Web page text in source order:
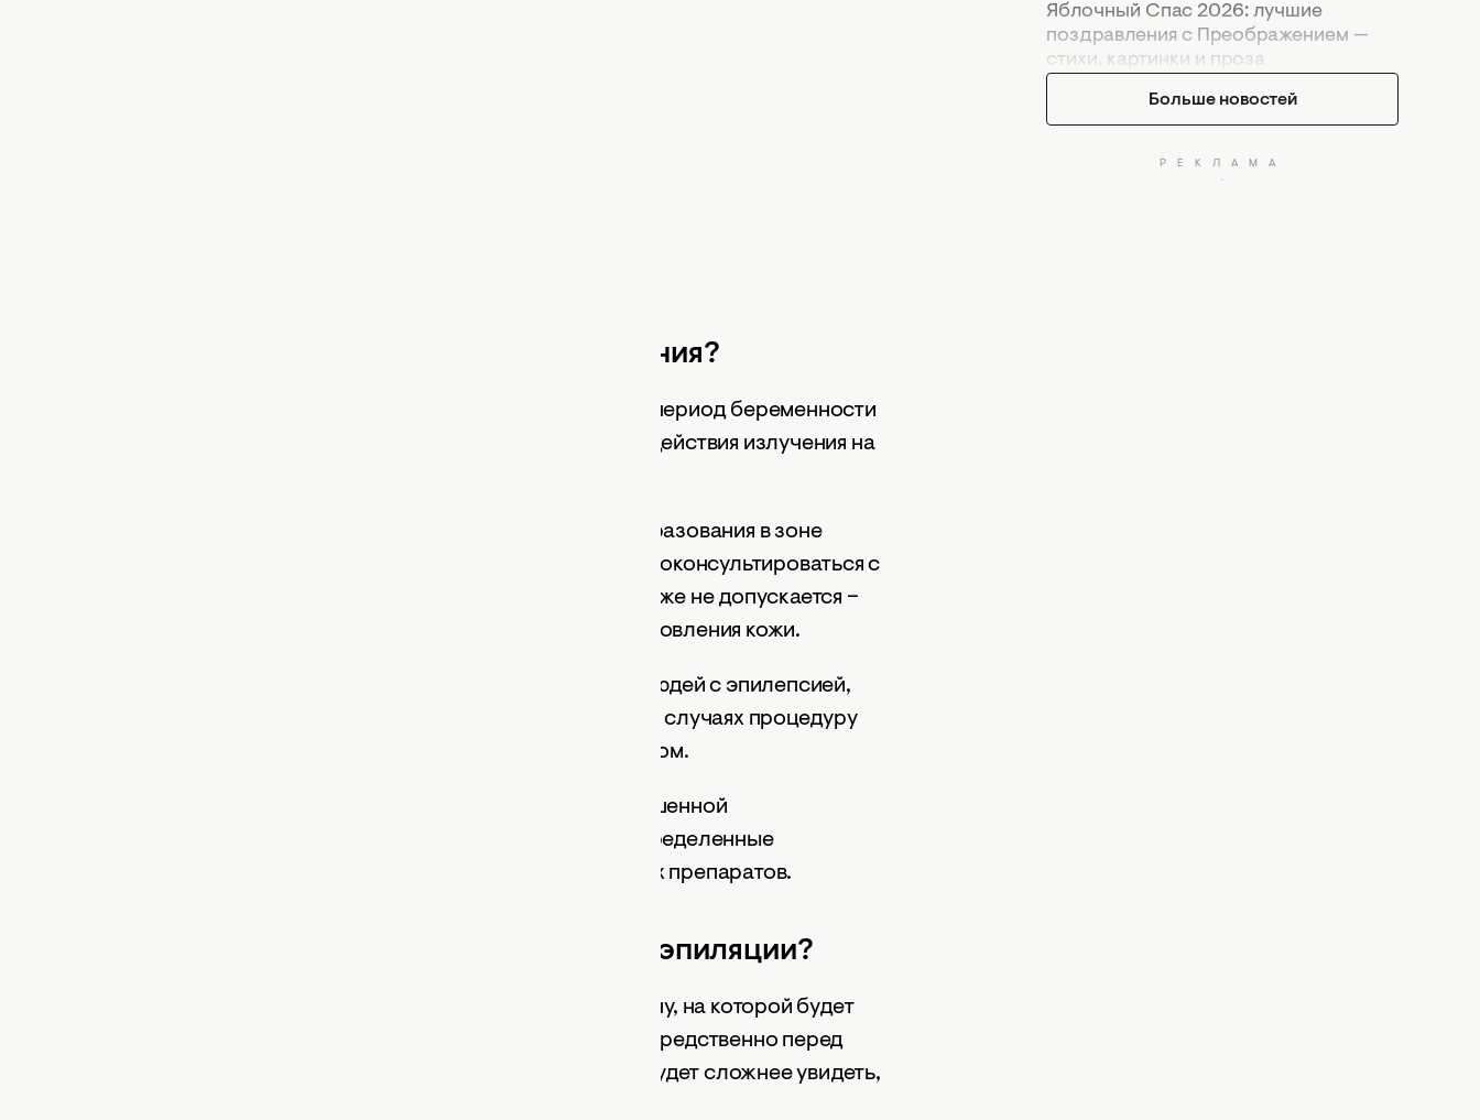
У лазерной эпиляции есть противопоказания?
Лазерную эпиляцию не рекомендуется проводить в период беременности
или грудного вскармливания из-за возможного воздействия излучения на
Еще одно противопоказание – опухоли и кожные образования в зоне
эпиляции. В этом случае перед процедурой стоит проконсультироваться с
врачом-дерматологом. Раны, ожоги и высыпания также не допускается –
лучше проводить процедуру после полного восстановления кожи.
Также лазерная эпиляция может быть опасной для людей с эпилепсией,
активным герпесом или сахарным диабетом. В таких случаях процедуру
можно проводить только после консультации с врачом.
Лазерная эпиляция не рекомендуется людям с повышенной
фоточувствительностью, которую могут вызвать определенные
медицинские состояниями или прием лекарственных препаратов.
Как подготовиться к процедуре лазерной эпиляции?
За 24 часа до лазерной эпиляции нужно побрить зону, на которой будет
проводиться процедура. Брить зону эпиляции непосредственно перед
визитом к специалисту не стоит – так специалисту будет сложнее увидеть,
Яблочный Спас 2026: лучшие
поздравления с Преображением —
стихи, картинки и проза
Больше новостей